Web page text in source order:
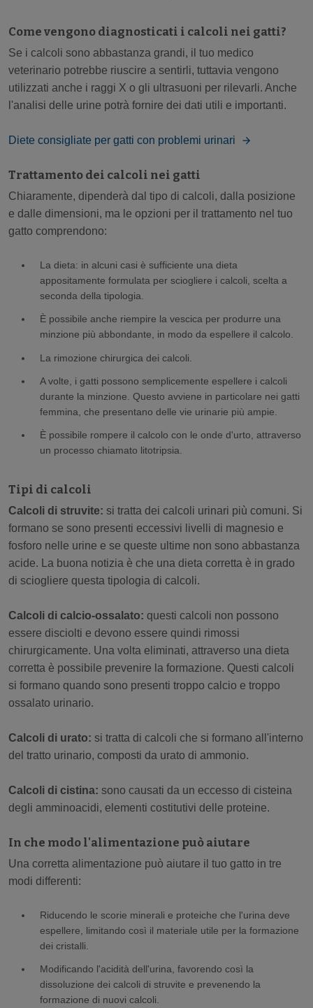
Come vengono diagnosticati i calcoli nei gatti?
Se i calcoli sono abbastanza grandi, il tuo medico
veterinario potrebbe riuscire a sentirli, tuttavia vengono
utilizzati anche i raggi X o gli ultrasuoni per rilevarli. Anche
l'analisi delle urine potrà fornire dei dati utili e importanti.
Diete consigliate per gatti con problemi urinari
Trattamento dei calcoli nei gatti
Chiaramente, dipenderà dal tipo di calcoli, dalla posizione
e dalle dimensioni, ma le opzioni per il trattamento nel tuo
gatto comprendono:
La dieta: in alcuni casi è sufficiente una dieta
appositamente formulata per sciogliere i calcoli, scelta a
seconda della tipologia.
È possibile anche riempire la vescica per produrre una
minzione più abbondante, in modo da espellere il calcolo.
La rimozione chirurgica dei calcoli.
A volte, i gatti possono semplicemente espellere i calcoli
durante la minzione. Questo avviene in particolare nei gatti
femmina, che presentano delle vie urinarie più ampie.
È possibile rompere il calcolo con le onde d'urto, attraverso
un processo chiamato litotripsia.
Tipi di calcoli
Calcoli di struvite: si tratta dei calcoli urinari più comuni. Si
formano se sono presenti eccessivi livelli di magnesio e
fosforo nelle urine e se queste ultime non sono abbastanza
acide. La buona notizia è che una dieta corretta è in grado
di sciogliere questa tipologia di calcoli.
Calcoli di calcio-ossalato:questi calcoli non possono
essere disciolti e devono essere quindi rimossi
chirurgicamente. Una volta eliminati, attraverso una dieta
corretta è possibile prevenire la formazione. Questi calcoli
si formano quando sono presenti troppo calcio e troppo
ossalato urinario.
Calcoli di urato: si tratta di calcoli che si formano all'interno
del tratto urinario, composti da urato di ammonio.
Calcoli di cistina: sono causati da un eccesso di cisteina
degli amminoacidi, elementi costitutivi delle proteine.
In che modo l'alimentazione può aiutare
Una corretta alimentazione può aiutare il tuo gatto in tre
modi differenti:
Riducendo le scorie minerali e proteiche che l'urina deve
espellere, limitando così il materiale utile per la formazione
dei cristalli.
Modificando l'acidità dell'urina, favorendo così la
dissoluzione dei calcoli di struvite e prevenendo la
formazione di nuovi calcoli.